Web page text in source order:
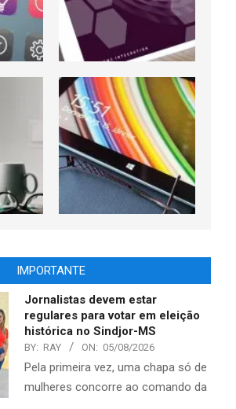
IMPORTANTE
Jornalistas devem estar
regulares para votar em eleição
histórica no Sindjor-MS
BY: RAY ON: 05/08/2026
Pela primeira vez, uma chapa só de
mulheres concorre ao comando da